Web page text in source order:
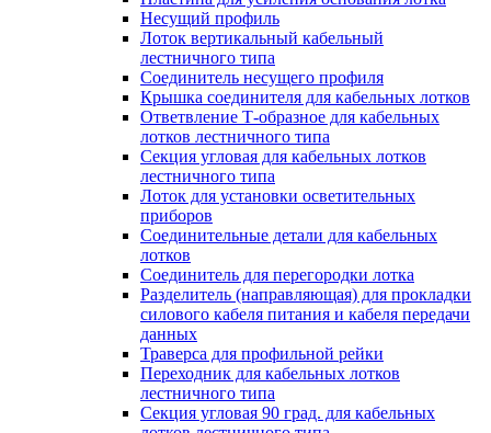
Несущий профиль
Лоток вертикальный кабельный
лестничного типа
Соединитель несущего профиля
Крышка соединителя для кабельных лотков
Ответвление Т-образное для кабельных
лотков лестничного типа
Секция угловая для кабельных лотков
лестничного типа
Лоток для установки осветительных
приборов
Соединительные детали для кабельных
лотков
Соединитель для перегородки лотка
Разделитель (направляющая) для прокладки
силового кабеля питания и кабеля передачи
данных
Траверса для профильной рейки
Переходник для кабельных лотков
лестничного типа
Секция угловая 90 град. для кабельных